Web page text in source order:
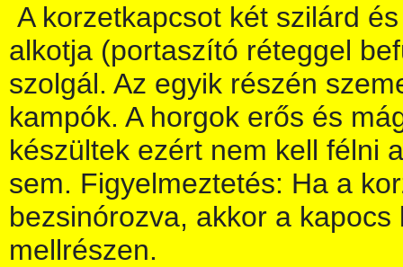
A korzetkapcsot két szilárd
alkotja (portaszító réteggel
szolgál. Az egyik részén
kampók. A horgok erős és
készültek ezért nem kell félni
sem. Figyelmeztetés: Ha a
bezsinórozva, akkor a kapocs
mellrészen.